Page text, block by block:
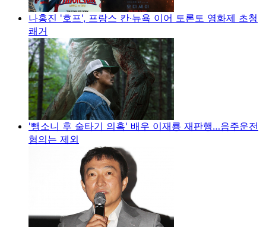
나홍진 '호프', 프랑스 칸·뉴욕 이어 토론토 영화제 초청
쾌거
'뺑소니 후 술타기 의혹' 배우 이재룡 재판행…음주운전
혐의는 제외